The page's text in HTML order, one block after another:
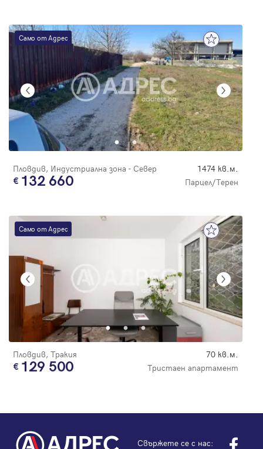
Само от Адрес
Пловдив, Индустриална зона - Север 1474 кв.м.
132 660 Парцел/Терен
Само от Адрес
Пловдив, Тракия 70 кв.м.
129 500 Тристаен апартамент
Свържете се с нас: